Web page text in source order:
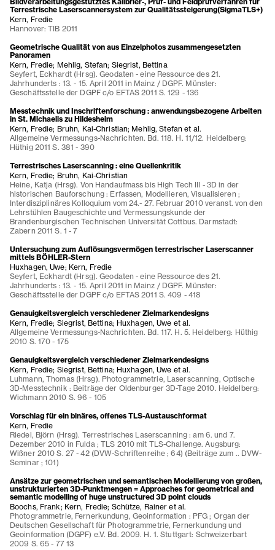
Terrestrische Laserscannersystem zur Qualitätssteigerung(SigmaTLS+)
Kern, Fredie
Hannover: TIB 2011
Geometrische Qualität von aus Einzelphotos zusammengesetzten
Panoramen
Kern, Fredie; Mehlig, Stefan; Siegrist, Bettina
Seyfert, Eckhardt (Hrsg). Geodaten - eine Ressource des 21.
Jahrhunderts : 13. - 15. April 2011 in Mainz / DGPF. Münster:
Geschäftsstelle der DGPF c/o EFTAS 2011 S. 129 - 136
Messtechnik und Inschriftenforschung : anwendungsbezogene Arbeiten
in St. Michaelis zu Hildesheim
Kern, Fredie; Bruhn, Kai-Christian; Mehlig, Stefan et al.
Allgemeine Vermessungs-Nachrichten. Bd. 118. H. 11/12. Heidelberg:
Hüthig 2011 S. 381 - 390
Terrestrisches Laserscanning : eine Quellenkritik
Kern, Fredie; Bruhn, Kai-Christian
Heine, Katja (Hrsg). Von Handaufmass bis High Tech III - 3D in der
historischen Bauforschung : Erfassen, Modellieren, Visualisieren ;
Interdisziplinäres Kolloquium vom 24.- 27. Februar 2010 veranst. von den
Lehrstühlen Baugeschichte und Vermessungskunde der
Brandenburgischen Technischen Universität Cottbus. Darmstadt:
Zabern 2011 S. 1 - 7
Untersuchung zum Auflösungsvermögen terrestrischer Laserscanner
mittels BÖHLER-Stern
Huxhagen, Uwe; Kern, Fredie
Seyfert, Eckhardt (Hrsg). Geodaten - eine Ressource des 21.
Jahrhunderts : 13. - 15. April 2011 in Mainz / DGPF. Münster:
Geschäftsstelle der DGPF c/o EFTAS 2011 S. 409 - 418
Genauigkeitsvergleich verschiedener Zielmarkendesigns
Kern, Fredie; Siegrist, Bettina; Huxhagen, Uwe et al.
Allgemeine Vermessungs-Nachrichten. Bd. 117. H. 5. Heidelberg: Hüthig
2010 S. 170 - 175
Genauigkeitsvergleich verschiedener Zielmarkendesigns
Kern, Fredie; Siegrist, Bettina; Huxhagen, Uwe et al.
Luhmann, Thomas (Hrsg). Photogrammetrie, Laserscanning, Optische
3D-Messtechnik : Beiträge der Oldenburger 3D-Tage 2010. Heidelberg:
Wichmann 2010 S. 96 - 105
Vorschlag für ein binäres, offenes TLS-Austauschformat
Kern, Fredie
Riedel, Björn (Hrsg). Terrestrisches Laserscanning : am 6. und 7.
Dezember 2010 in Fulda ; TLS 2010 mit TLS-Challenge. Augsburg:
Wißner 2010 S. 27 - 42 (DVW-Schriftenreihe ; 64) (Beiträge zum .. DVW-
Seminar ; 101)
Ansätze zur geometrischen und semantischen Modellierung von großen,
unstrukturierten 3D-Punktmengen = Approaches for geometrical and
semantic modelling of huge unstructured 3D point clouds
Boochs, Frank; Kern, Fredie; Schütze, Rainer et al.
Photogrammetrie, Fernerkundung, Geoinformation : PFG ; Organ der
Deutschen Gesellschaft für Photogrammetrie, Fernerkundung und
Geoinformation (DGPF) e.V. Bd. 2009. H. 1. Stuttgart: Schweizerbart
2009 S. 65 - 77 13